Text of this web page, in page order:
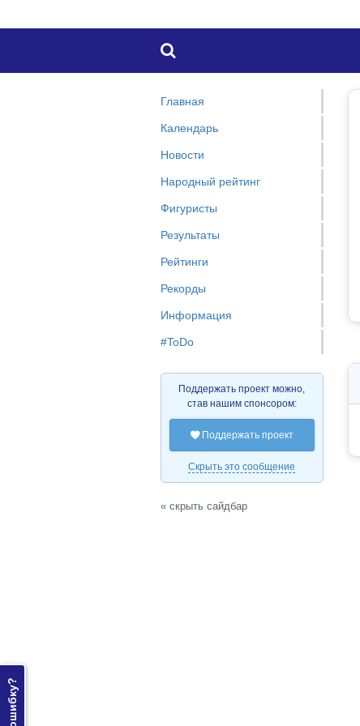

Главная
Календарь
Новости
Народный рейтинг
Фигуристы
Результаты
Рейтинги
Рекорды
Информация
#ToDo
Поддержать проект можно,
став нашим спонсором:
Поддержать проект
Скрыть это сообщение
« скрыть сайдбар